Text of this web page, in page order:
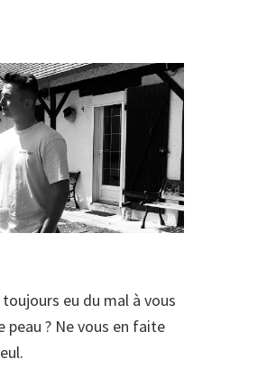
eu du mal à vous
? Ne vous en faite